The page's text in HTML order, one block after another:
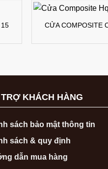
CỬA COMPOSITE
KHÁCH HÀNG
sách bảo mật thông tin
sách & quy định
dẫn mua hàng